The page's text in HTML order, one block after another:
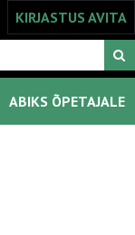
KIRJASTUS AVITA
ABIKS ÕPETAJALE